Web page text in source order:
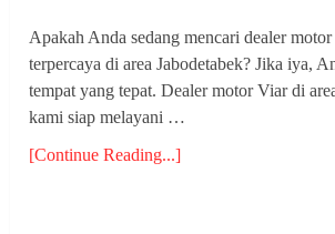
Apakah Anda sedang mencari dealer
terpercaya di area Jabodetabek? Jika iya,
tempat yang tepat. Dealer motor Viar di
kami siap melayani …
[Continue Reading...]